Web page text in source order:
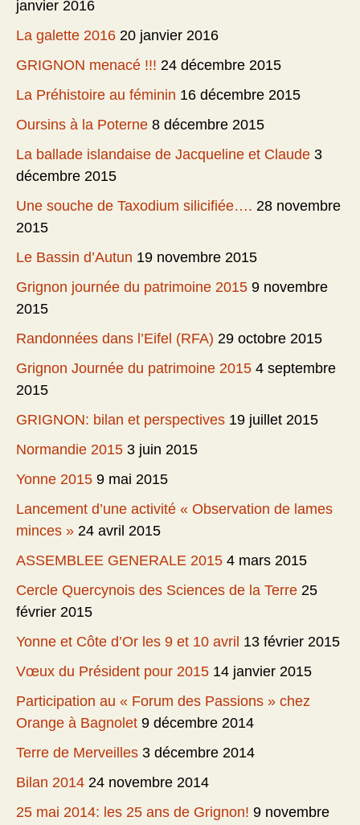
janvier 2016
La galette 2016 20 janvier 2016
GRIGNON menacé !!! 24 décembre 2015
La Préhistoire au féminin 16 décembre 2015
Oursins à la Poterne 8 décembre 2015
La ballade islandaise de Jacqueline et Claude 3
décembre 2015
Une souche de Taxodium silicifiée…. 28 novembre
2015
Le Bassin d’Autun 19 novembre 2015
Grignon journée du patrimoine 2015 9 novembre
2015
Randonnées dans l’Eifel (RFA) 29 octobre 2015
Grignon Journée du patrimoine 2015 4 septembre
2015
GRIGNON: bilan et perspectives 19 juillet 2015
Normandie 2015 3 juin 2015
Yonne 2015 9 mai 2015
Lancement d’une activité « Observation de lames
minces » 24 avril 2015
ASSEMBLEE GENERALE 2015 4 mars 2015
Cercle Quercynois des Sciences de la Terre 25
février 2015
Yonne et Côte d’Or les 9 et 10 avril 13 février 2015
Vœux du Président pour 2015 14 janvier 2015
Participation au « Forum des Passions » chez
Orange à Bagnolet 9 décembre 2014
Terre de Merveilles 3 décembre 2014
Bilan 2014 24 novembre 2014
25 mai 2014: les 25 ans de Grignon! 9 novembre